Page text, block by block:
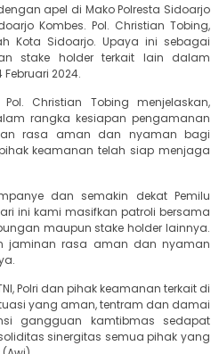
apel di Mako Polresta Sidoarjo
Kombes. Pol. Christian Tobing,
Kota Sidoarjo. Upaya ini sebagai
stake holder terkait lain dalam
2024.
Christian Tobing menjelaskan,
rangka kesiapan pengamanan
rasa aman dan nyaman bagi
keamanan telah siap menjaga
dan semakin dekat Pemilu
ini kami masifkan patroli bersama
maupun stake holder lainnya.
jaminan rasa aman dan nyaman
Polri dan pihak keamanan terkait di
yang aman, tentram dan damai
gangguan kamtibmas sedapat
sinergitas semua pihak yang